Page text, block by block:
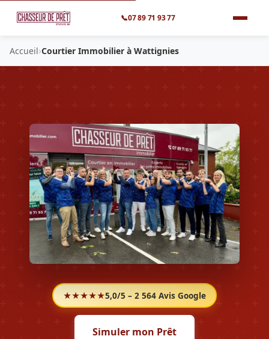
📞07 89 71 93 77
Accueil›Courtier Immobilier à Wattignies
★★★★★5,0/5 – 2 564 Avis Google
Simuler mon Prêt